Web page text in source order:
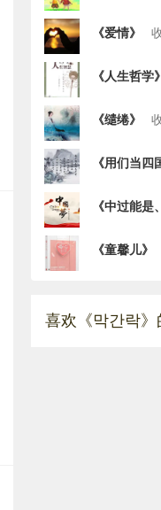
《爱情》
《人生哲学》
《缱绻》
《用们当四
《中过能是
《童馨儿》
喜欢《막간락》